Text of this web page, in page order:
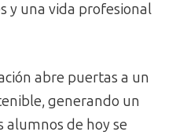
y una vida profesional
abre puertas a un
generando un
de hoy se